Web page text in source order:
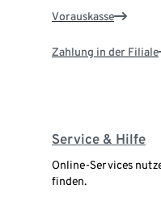
Vorauskasse
Zahlung in der Filiale
Service & Hilfe
Online-Services
finden.